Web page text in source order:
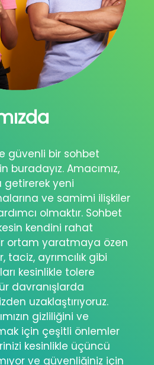
güvenli bir sohbet
buradayız. Amacımız,
getirerek yeni
ve samimi ilişkiler
olmaktır. Sohbet
kendini rahat
ortam yaratmaya özen
taciz, ayrımcılık gibi
kesinlikle tolere
davranışlarda
uzaklaştırıyoruz.
gizliliğini ve
için çeşitli önlemler
kesinlikle üçüncü
ve güvenliğiniz için